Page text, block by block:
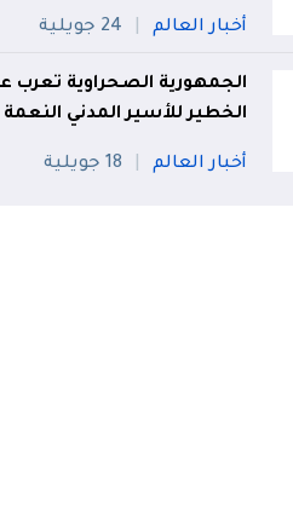
أخبار العالم 24 جويلية
الجمهورية الصحراوية تعرب
الخطير للأسير المدني
أخبار العالم 18 جويلية